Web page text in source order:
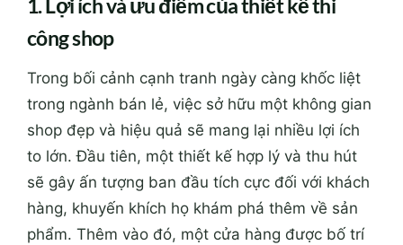
công shop
Trong bối cảnh cạnh tranh ngày càng khốc liệt
trong ngành bán lẻ, việc sở hữu một không gian
shop đẹp và hiệu quả sẽ mang lại nhiều lợi ích
to lớn. Đầu tiên, một thiết kế hợp lý và thu hút
sẽ gây ấn tượng ban đầu tích cực đối với khách
hàng, khuyến khích họ khám phá thêm về sản
phẩm. Thêm vào đó, một cửa hàng được bố trí